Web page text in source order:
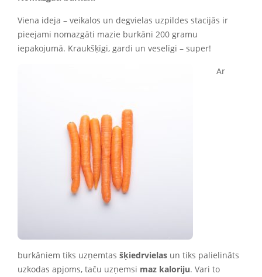
Viena ideja – veikalos un degvielas uzpildes stacijās ir
pieejami nomazgāti mazie burkāni 200 gramu
iepakojumā. Kraukšķīgi, gardi un veselīgi – super!
Ar
burkāniem tiks uzņemtas šķiedrvielas un tiks palielināts
uzkodas apjoms, taču uzņemsi maz kaloriju. Vari to